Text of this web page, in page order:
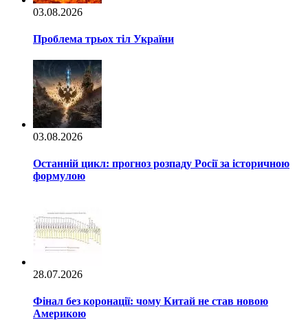
03.08.2026
Проблема трьох тіл України
03.08.2026
Останній цикл: прогноз розпаду Росії за історичною
формулою
28.07.2026
Фінал без коронації: чому Китай не став новою
Америкою